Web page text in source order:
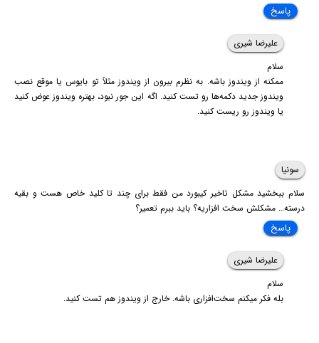
پاسخ
علیرضا شیری
سلام
ممکنه از ویندوز باشه. به نظرم بیرون از ویندوز مثلاً تو بایوس یا موقع نصب
ویندوز جدید دکمه‌ها رو تست کنید. اگه این جور نبود، بهتره ویندوز عوض کنید
یا ویندوز رو ریست کنید.
سونیا
سلام ببخشید مشکل تاخیر کیبورد من فقط برای چند تا کلید خاص هست و بقیه
درسته… مشکلش سخت افزاریه؟ باید ببرم تعمیر؟
پاسخ
علیرضا شیری
سلام
بله فکر میکنم سخت‌افزاری باشه. خارج از ویندوز هم تست کنید.